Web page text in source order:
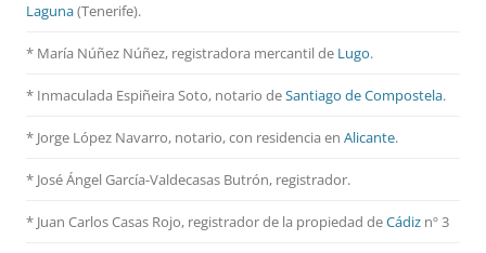
Laguna(Tenerife).
* María Núñez Núñez, registradora mercantil de Lugo.
* Inmaculada Espiñeira Soto, notario deSantiago de Compostela.
* Jorge López Navarro, notario, con residencia en Alicante.
* José Ángel García-Valdecasas Butrón, registrador.
* Juan Carlos Casas Rojo, registrador de la propiedad deCádiz nº 3